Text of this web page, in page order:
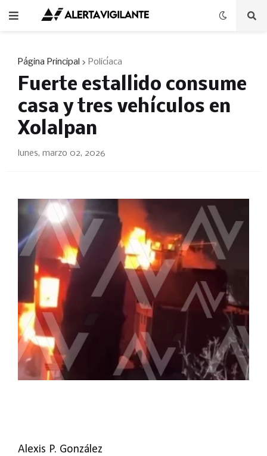
Página Principal Policíaca
Fuerte estallido consume
casa y tres vehículos en
Xolalpan
lunes, marzo 02, 2026
Alexis P. González